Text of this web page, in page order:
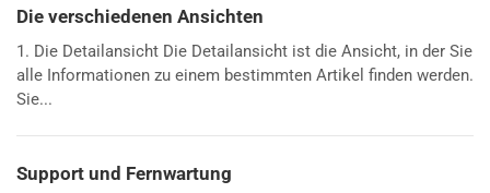
Die verschiedenen Ansichten
1. Die Detailansicht Die Detailansicht ist die Ansicht, in der Sie
alle Informationen zu einem bestimmten Artikel finden werden.
Sie...
Support und Fernwartung